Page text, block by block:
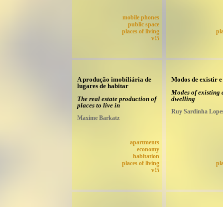
mobile phones
public space
places of living
v!5
A produção imobiliária de
lugares de habitar
The real estate production of
places to live in
Maxime Barkatz
apartments
economy
habitation
places of living
v!5
Modos de existir
Modes of existing
dwelling
Ruy Sardinha